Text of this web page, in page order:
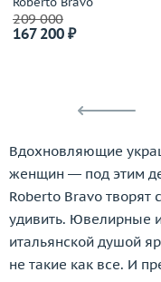
Montblanc
Moraglione
NOAH
Nouvelle Bague
O.J.Perrin
Ofabiani
Ole Lynggaard
Omega
209 000
167 200 ₽
Вдохновляющие
женщин — под этим
Roberto Bravo творят
удивить. Ювелирные
итальянской душой
не такие как все. И